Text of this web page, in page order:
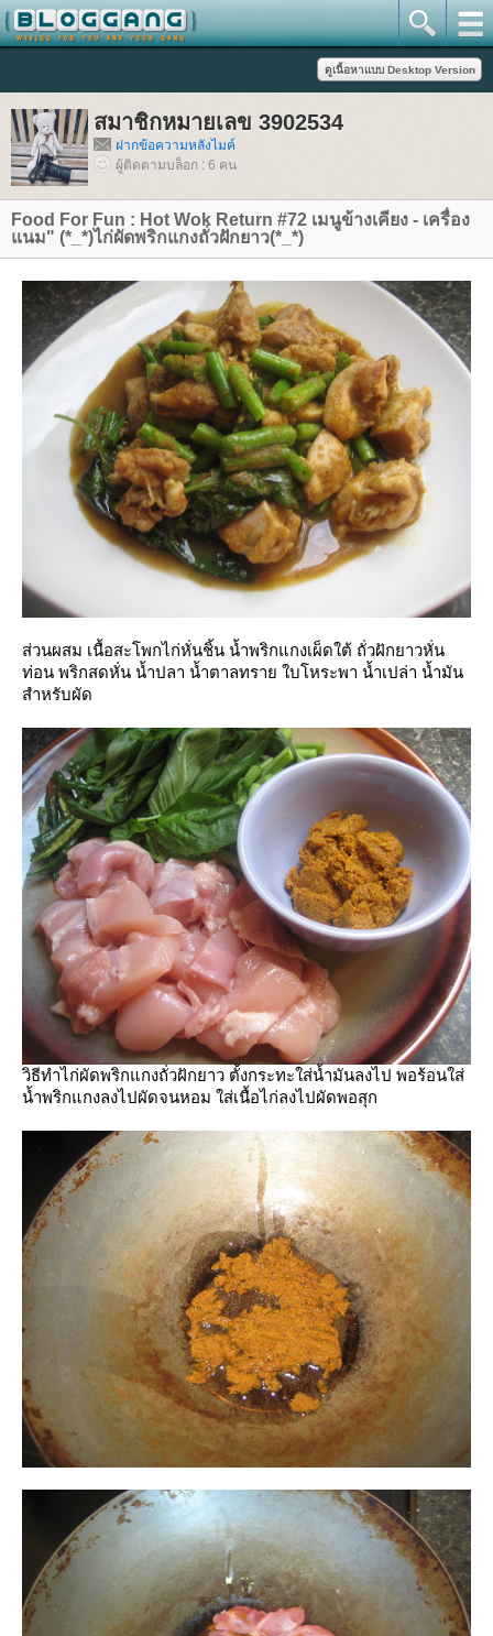
สมาชิกหมายเลข 3902534
ฝากข้อความหลังไมค์
ผู้ติดตามบล็อก : 6 คน
Food For Fun : Hot Wok Return #72 เมนูข้างเคียง - เครื่อง
นม" (*_*)ไก่ผัดพริกแกงถั่วฝักยาว(*_*)
ส่วนผสม เนื้อสะโพกไก่หั่นชิ้น น้ำพริกแกงเผ็ดใต้ ถั่วฝักยาวหั่น
ท่อน พริกสดหั่น น้ำปลา น้ำตาลทราย ใบโหระพา น้ำเปล่า น้ำมัน
สำหรับผัด
วิธีทำไก่ผัดพริกแกงถั่วฝักยาว ตั้งกระทะใส่น้ำมันลงไป พอร้อนใส่
น้ำพริกแกงลงไปผัดจนหอม ใส่เนื้อไก่ลงไปผัดพอสุก